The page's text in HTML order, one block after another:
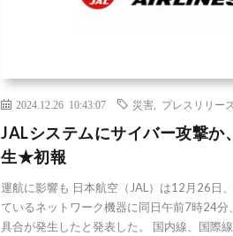
2024.12.26 10:43:07 災害 プレスリリー
JALシステムにサイバー攻撃か
生★初報
運航に影響も 日本航空（JAL）は12月26日
ているネットワーク機器に同日午前7時24分
具合が発生したと発表した。 国内線、国際